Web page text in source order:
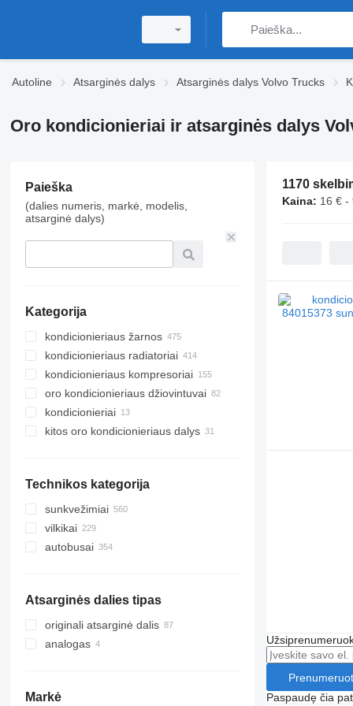
Autoline Atsarginės dalys Atsarginės dalys Volvo Trucks
Oro kondicionieriai ir atsarginės dalys
Paieška
(dalies numeris, markė, modelis,
atsarginė dalys)
Kategorija
kondicionieriaus žarnos
kondicionieriaus radiatoriai
kondicionieriaus kompresoriai
oro kondicionieriaus džiovintuvai
kondicionieriai
kitos oro kondicionieriaus dalys
Technikos kategorija
sunkvežimiai
vilkikai
autobusai
Atsarginės dalies tipas
originali atsarginė dalis
analogas
Markė
1170
Kaina: 16 € -
Paspaudę čia